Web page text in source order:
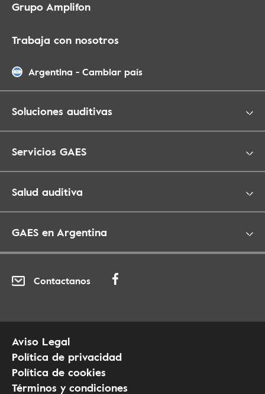
Grupo Amplifon
Trabaja con nosotros
Argentina - Cambiar país
Soluciones auditivas
Servicios GAES
Salud auditiva
GAES en Argentina
Contactanos
Aviso Legal
Política de privacidad
Política de cookies
Términos y condiciones